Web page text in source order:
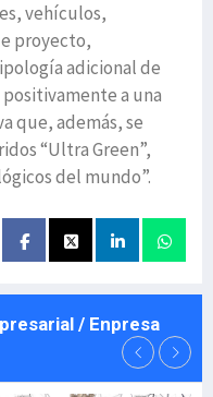
vehículos,
proyecto,
adicional de
a una
que, además, se
“Ultra Green”,
del mundo”.
/ Enpresa